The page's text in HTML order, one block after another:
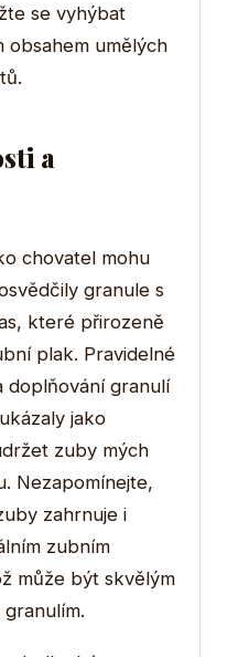
se vyhýbat
obsahem umělých
a
chovatel mohu
granule s
které přirozeně
plak. Pravidelné
doplňování granulí
jako
zuby mých
Nezapomínejte,
zahrnuje i
zubním
může být skvělým